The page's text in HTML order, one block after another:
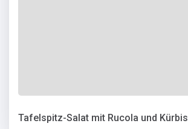
Tafelspitz-Salat mit Rucola und Kürbis